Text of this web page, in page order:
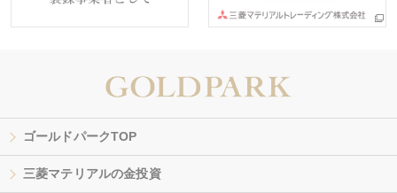
ゴールドパークTOP
三菱マテリアルの金投資